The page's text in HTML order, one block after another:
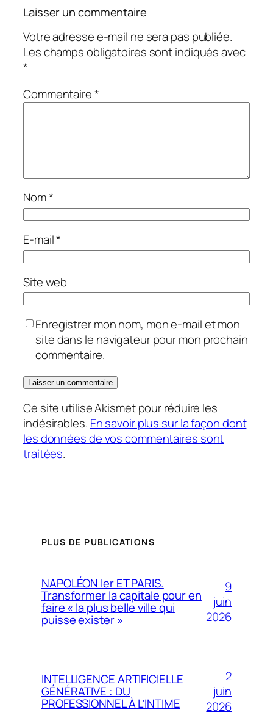
Laisser un commentaire
Votre adresse e-mail ne sera pas publiée.
Les champs obligatoires sont indiqués avec
*
Commentaire*
Nom*
E-mail*
Site web
Enregistrer mon nom, mon e-mail et mon
site dans le navigateur pour mon prochain
commentaire.
Ce site utilise Akismet pour réduire les
indésirables. En savoir plus sur la façon dont
les données de vos commentaires sont
traitées.
PLUS DE PUBLICATIONS
NAPOLÉON Ier ET PARIS.
Transformer la capitale pour en
faire « la plus belle ville qui
puisse exister »
9
juin
2026
INTELLIGENCE ARTIFICIELLE
GÉNÉRATIVE : DU
PROFESSIONNEL À L’INTIME
2
juin
2026